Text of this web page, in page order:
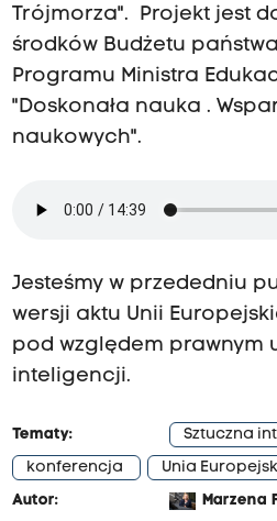
Trójmorza". Projekt jest
środków Budżetu
Programu Ministra
"Doskonała nauka .
naukowych".
Jesteśmy w przededniu
wersji aktu Unii
pod względem prawnym
inteligencji.
Tematy: Sztuczna
konferencja
Unia
Autor:
Marzena